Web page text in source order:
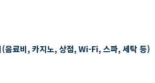
음료비, 카지노, 상점, Wi-Fi, 스파, 세탁 등)